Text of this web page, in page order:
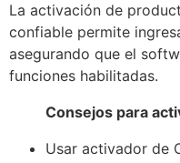
La activación de
confiable permite
asegurando que el
funciones habilitadas.
Consejos para
Usar activador de